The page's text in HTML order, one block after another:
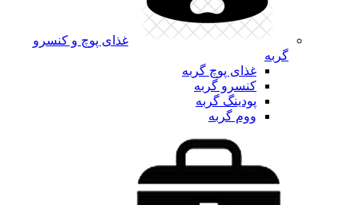
غذای پوچ و کنسرو
گربه
غذای پوچ گربه
کنسرو گربه
پودینگ گربه
ووم گربه